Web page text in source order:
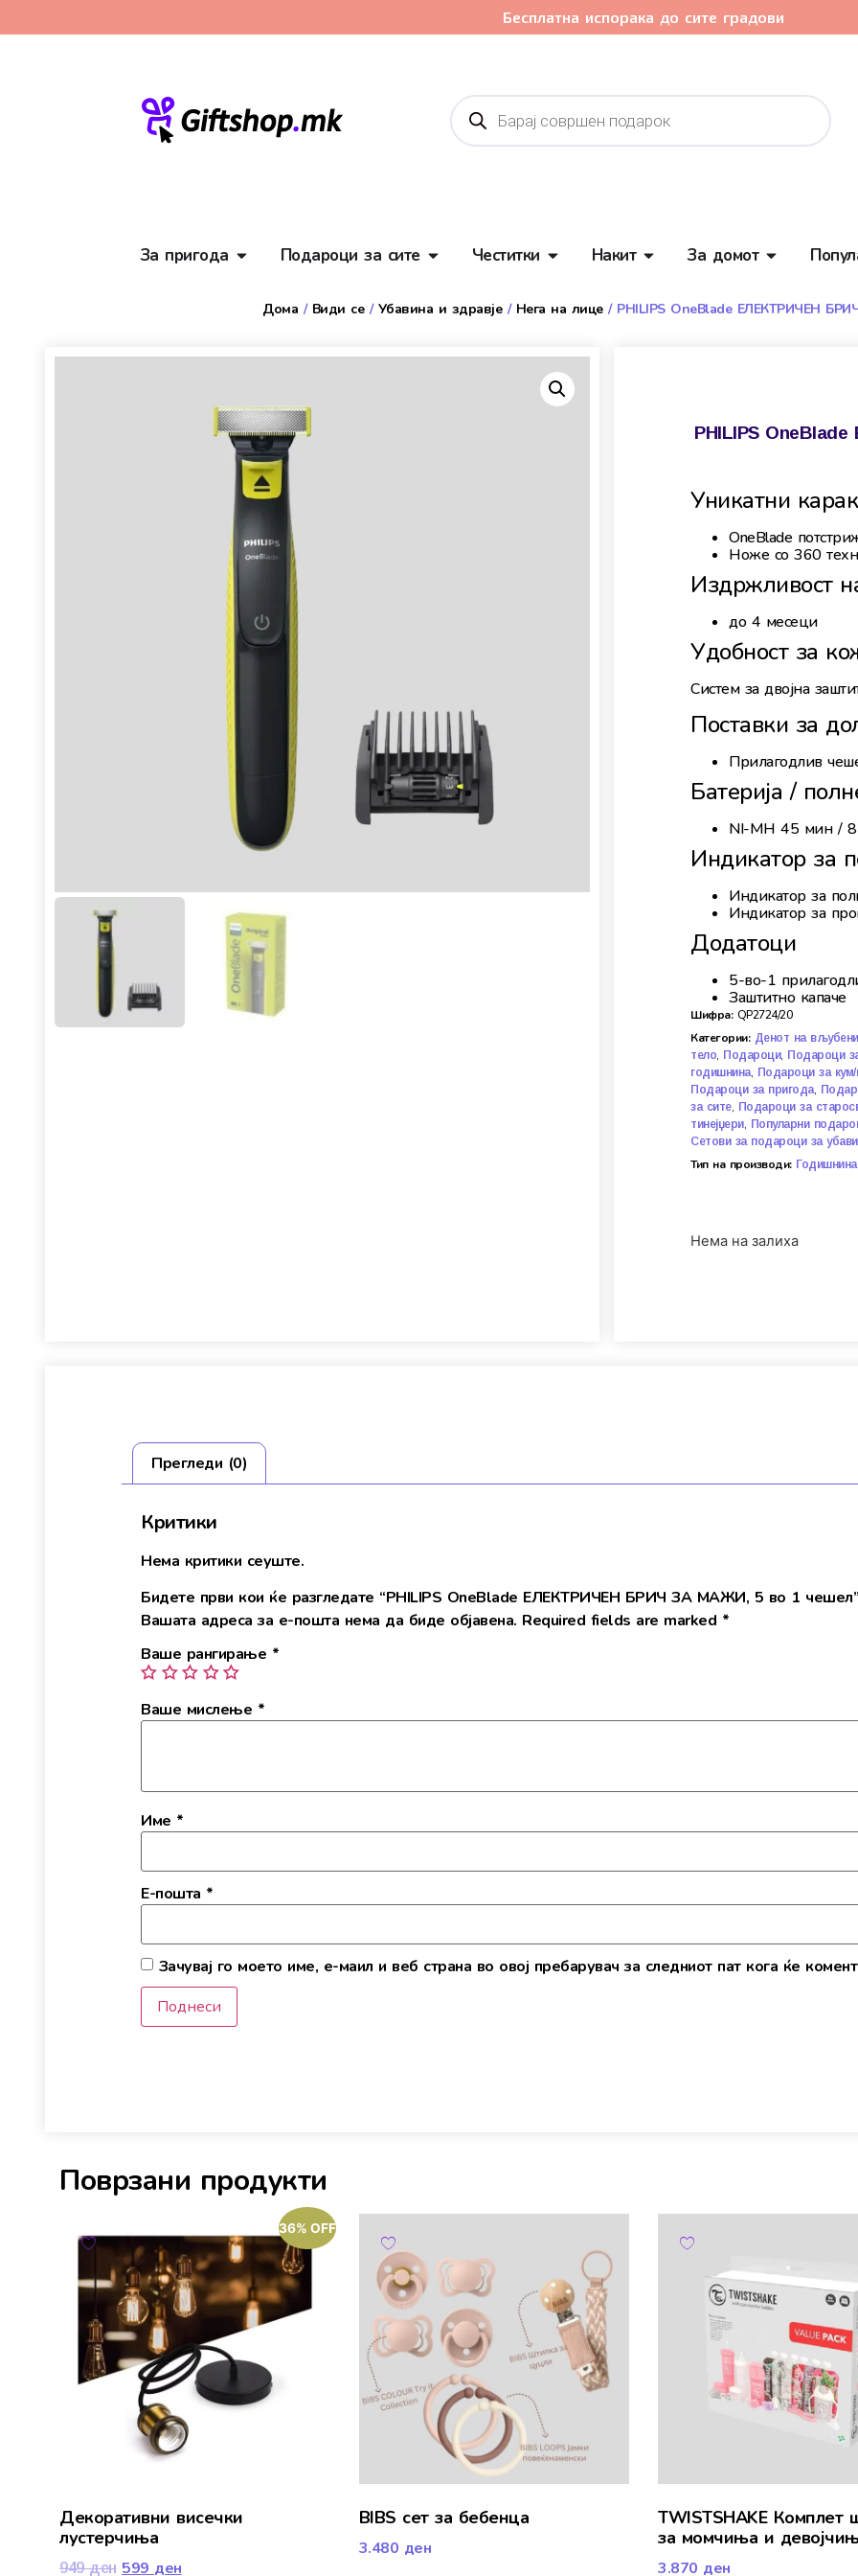
Бесплатна испорака до сите градови
За пригода Подароци за сите Честитки Накит За домот
Дома / Види се/ Убавина и здравје/ Нега на лице/ PHILIPS OneBlade ЕЛЕКТРИЧЕН
PHILIPS
Уникатни
OneBlade
Ноже со 360
Издржливост
до 4 месеци
Удобност за
Систем за двојна
Поставки за
Прилагодлив
Батерија /
NI-MH 45 мин / 8
Индикатор за
Индикатор за
Индикатор за
Додатоци
5-во-1
Заштитно капаче
Шифра: QP2724/20
Категории: Денот на
тело, Подароци, Подароци
годишнина, Подароци за кум/
Подароци за пригода,
за сите, Подароци за
тинејџери, Популарни
Сетови за подароци за
Тип на производи: Годишнина
Нема на залиха
Прегледи (0)
Критики
Нема критики сеуште.
Бидете први кои ќе разгледате “PHILIPS OneBlade ЕЛЕКТРИЧЕН БРИЧ ЗА МАЖИ, 5 во 1 чешел”
Вашата адреса за е-пошта нема да биде објавена. Required fields are marked *
Ваше рангирање *
Ваше мислење *
Име *
Е-пошта *
Зачувај го моето име, е-маил и веб страна во овој пребарувач за следниот пат кога ќе
Поврзани продукти
36% OFF
Декоративни висечки
лустерчиња
949ден 599ден
BIBS сет за бебенца
3.480 ден
TWISTSHAKE
за момчиња и
3.870 ден